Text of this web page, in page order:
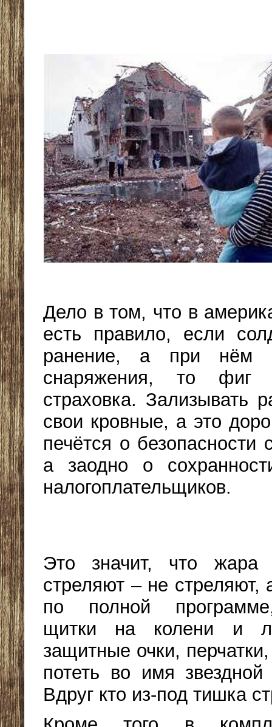
Дело в том, что в
есть правило, если
ранение, а при нём
снаряжения, то
страховка. Зализывать
свои кровные, а это
печётся о безопасности
а заодно о
налогоплательщиков.
Это значит, что
стреляют – не стреляют,
по полной
щитки на колени и
защитные очки,
потеть во имя звездной
Вдруг кто из-под тишка